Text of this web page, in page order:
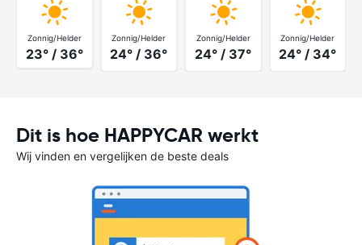
Zonnig/Helder
23° / 36°
Zonnig/Helder
24° / 36°
Zonnig/Helder
24° / 37°
Zonnig/Helder
24° / 34°
Dit is hoe HAPPYCAR werkt
Wij vinden en vergelijken de beste deals